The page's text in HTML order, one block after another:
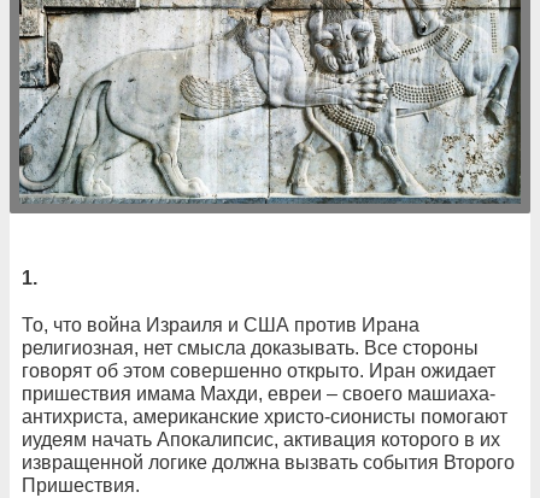
1.
То, что война Израиля и США против Ирана
религиозная, нет смысла доказывать. Все стороны
говорят об этом совершенно открыто. Иран ожидает
пришествия имама Махди, евреи – своего машиаха-
антихриста, американские христо-сионисты помогают
иудеям начать Апокалипсис, активация которого в их
извращенной логике должна вызвать события Второго
Пришествия.